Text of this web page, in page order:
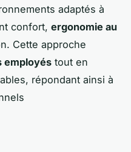
adaptés à
confort, ergonomie au
Cette approche
employés tout en
répondant ainsi à